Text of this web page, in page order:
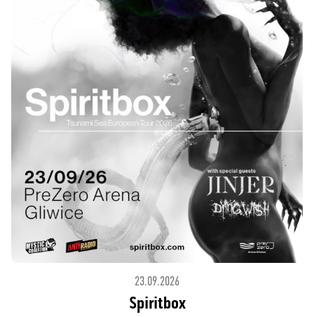
23.09.2026
Spiritbox